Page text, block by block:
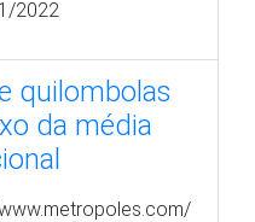
por-
entre-
o-dobro-da-